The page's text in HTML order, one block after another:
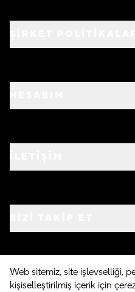
Web sitemiz, site işlevselliği,
kişiselleştirilmiş içerik için